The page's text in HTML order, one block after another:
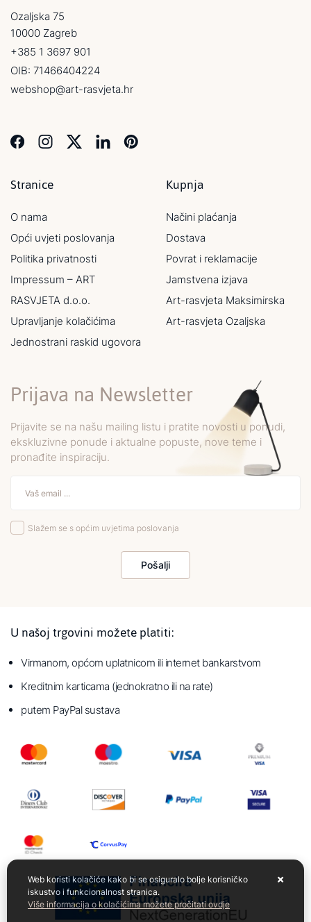
Ozaljska 75
10000 Zagreb
+385 1 3697 901
OIB: 71466404224
webshop@art-rasvjeta.hr
Stranice
O nama
Opći uvjeti poslovanja
Politika privatnosti
Impressum – ART
RASVJETA d.o.o.
Upravljanje kolačićima
Jednostrani raskid ugovora
Kupnja
Načini plaćanja
Dostava
Povrat i reklamacije
Jamstvena izjava
Art-rasvjeta Maksimirska
Art-rasvjeta Ozaljska
Prijava na Newsletter
Prijavite se na našu mailing listu i pratite novosti u ponudi,
ekskluzivne ponude i aktualne popuste, nove teme i
pronađite inspiraciju.
Slažem se s općim uvjetima poslovanja
Pošalji
U našoj trgovini možete platiti:
Virmanom, općom uplatnicom ili internet bankarstvom
Kreditnim karticama (jednokratno ili na rate)
putem PayPal sustava
Web koristi kolačiće kako bi se osiguralo bolje korisničko
iskustvo i funkcionalnost stranica.
Više informacija o kolačićima možete pročitati ovdje